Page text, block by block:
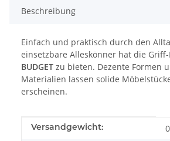
Beschreibung
Einfach und praktisch durch den
einsetzbare Alleskönner hat die
BUDGET zu bieten. Dezente Formen
Materialien lassen solide
erscheinen.
Produkteigenschaft
Wert
Versandgewicht: